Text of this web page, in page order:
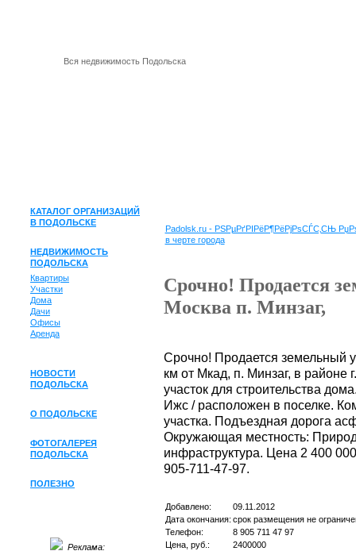
Вся недвижимость Подольска
КАТАЛОГ ОРГАНИЗАЦИЙ
В ПОДОЛЬСКЕ
НЕДВИЖИМОСТЬ
ПОДОЛЬСКА
Квартиры
Участки
Дома
Дачи
Офисы
Аренда
НОВОСТИ
ПОДОЛЬСКА
О ПОДОЛЬСКЕ
ФОТОГАЛЕРЕЯ
ПОДОЛЬСКА
ПОЛЕЗНО
Реклама:
Padolsk.ru - РЅРµРґРІРёР¶РёРјРѕСЃС‚СЊ
в черте города
Срочно! Продается
Москва п. Минзаг,
Срочно! Продается земельный
км от Мкад, п. Минзаг, в районе
участок для строительства
Ижс / расположен в поселке.
участка. Подъездная дорога
Окружающая местность:
инфраструктура. Цена 2 400
905-711-47-97.
Добавлено:
09.11.2012
Дата окончания: срок размещения не
Телефон:
8 905 711 47 97
Цена, руб.:
2400000